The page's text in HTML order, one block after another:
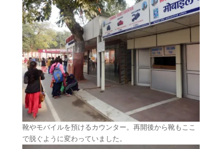
靴やモバイルを預けるカウンター。再開後から靴もここ
で脱ぐように変わっていました。